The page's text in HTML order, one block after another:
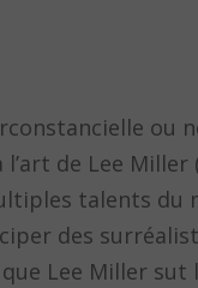
ou
de Lee Miller
talents du
des
Lee Miller sut